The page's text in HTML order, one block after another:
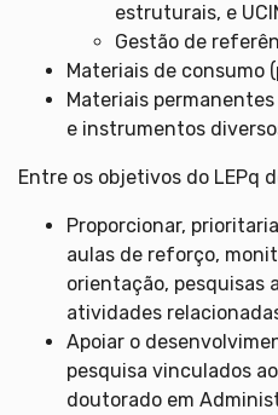
estruturais, e
Gestão de
Materiais de consumo
Materiais
e instrumentos
Entre os objetivos do LEPq
Proporcionar,
aulas de reforço,
orientação, pesquisas
atividades
Apoiar o
pesquisa vinculados
doutorado em